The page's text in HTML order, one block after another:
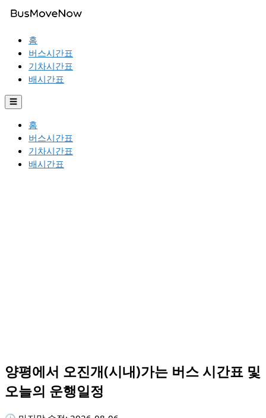
홈
버스시간표
기차시간표
배시간표
☰
홈
버스시간표
기차시간표
배시간표
양평에서 오진개(시내)가는 버스 시간표 및
오늘의 운행일정